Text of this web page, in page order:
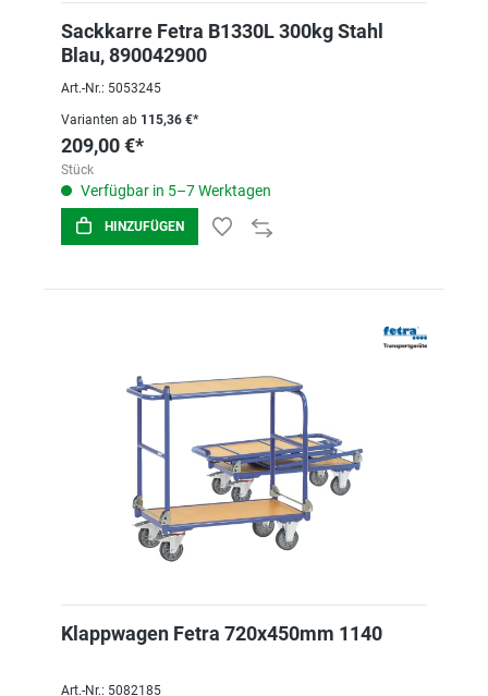
Sackkarre Fetra B1330L 300kg Stahl
Blau, 890042900
Art.-Nr.: 5053245
Varianten ab 115,36 €*
209,00 €*
Stück
Verfügbar in 5–7 Werktagen
HINZUFÜGEN
Klappwagen Fetra 720x450mm 1140
Art.-Nr.: 5082185